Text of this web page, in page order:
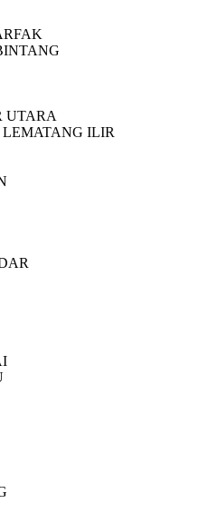
UTARA
ILIR